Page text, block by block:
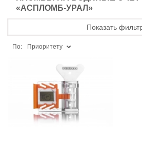
«АСПЛОМБ-УРАЛ»
Показать
По: Приоритету